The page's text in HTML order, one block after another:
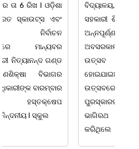
ବିଦ୍ୟାଳୟ, ସରସତିଆର
ସହକାରୀ ଶିକ୍ଷୟିତ୍ରୀ ଶ୍ରୀମତୀ
ଅନ୍ନପୂର୍ଣ୍ଣା ମିଶ୍ରଙ୍କର
ଅବସରକାଳୀନ ସମ୍ବର୍ଦ୍ଧନା
ଉତ୍ସବ ଅନୁଷ୍ଠିତ
ହୋଇଯାଇଅଛି । ଉକ୍ତ
ଉତ୍ସବରେ ରାଜ୍ୟପାଳ
ପୁରସ୍କାରପ୍ରାପ୍ତ ଶିକ୍ଷକ
ଭାଗିରଥ ନାୟକ ସଭାପତିତ୍ଵ